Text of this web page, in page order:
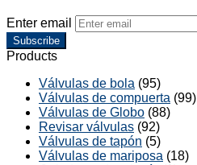
Enter email
Subscribe
Products
Válvulas de bola (95)
Válvulas de compuerta (99)
Válvulas de Globo (88)
Revisar válvulas (92)
Válvulas de tapón (5)
Válvulas de mariposa (18)